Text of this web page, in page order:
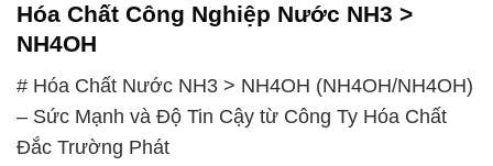
Hóa Chất Công Nghiệp Nước NH3 >
NH4OH
# Hóa Chất Nước NH3 > NH4OH (NH4OH/NH4OH)
– Sức Mạnh và Độ Tin Cậy từ Công Ty Hóa Chất
Đắc Trường Phát